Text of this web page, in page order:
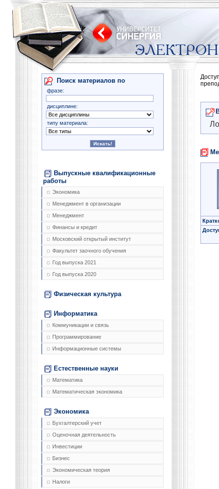
Поиск материалов по
фразе:
дисциплине:
типу материала:
Выпускные квалификационные
работы
Экономика
Менеджмент в организации
Менеджмент
Финансы и кредит
Московский открытый институт
Факультет заочного обучения
Год выпуска 2021
Год выпуска 2020
Физическая культура
Информатика
Коммуникации и связь
Программирование
Информационные системы
Естественные науки
Математика
Математическая экономика
Экономика
Бухгалтерский учет
Оценочная деятельность
Инвестиции
Бизнес
Экономическая теория
Налоги